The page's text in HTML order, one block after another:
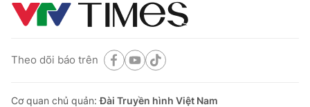
Theo dõi báo trên
Cơ quan chủ quản:Đài Truyền hình Việt Nam